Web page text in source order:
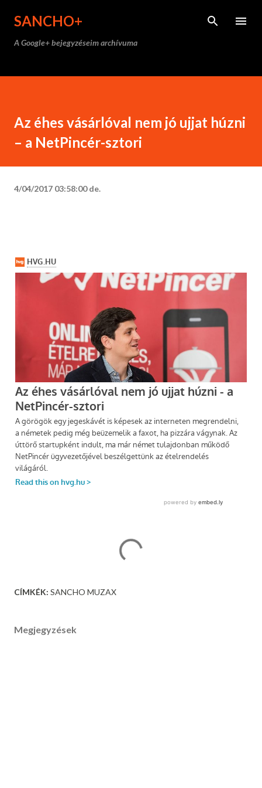
SANCHO+
A Google+ bejegyzéseim archívuma
Az éhes vásárlóval nem jó ujjat húzni
– a NetPincér-sztori
4/04/2017 03:58:00 de.
CÍMKÉK: SANCHO MUZAX
Megjegyzések